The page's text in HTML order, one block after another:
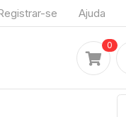
se Ajuda
0